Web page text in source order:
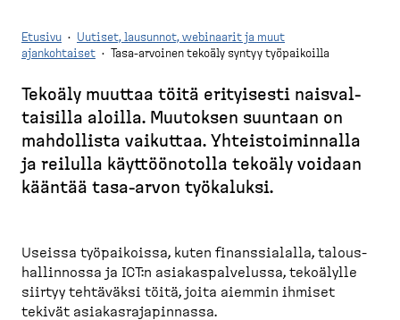
M
u
u
p
k
u
Etusivu ·
Uutiset, lausunnot, webinaarit ja muut
ajankohtaiset · Tasa-arvoinen tekoäly syntyy työpaikoilla
Tekoäly muuttaa töitä erityisesti naisval­
taisilla aloilla. Muutoksen suuntaan on
mahdollista vaikuttaa. Yhteis­toi­minnalla
ja reilulla käyttöö­notolla tekoäly voidaan
kääntää tasa-​arvon työkaluksi.
Useissa työpai­koissa, kuten finans­sialalla, talous­
hal­linnossa ja ICT:n asiakas­pal­velussa, tekoälylle
siirtyy tehtäväksi töitä, joita aiemmin ihmiset
tekivät asiakas­ra­ja­pinnassa.